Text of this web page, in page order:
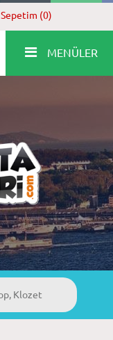
Sepetim (0)
MENÜLER